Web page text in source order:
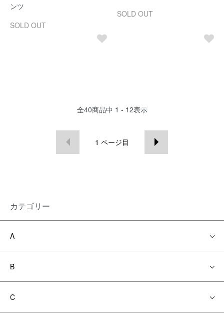
ンツ
SOLD OUT
SOLD OUT
全40商品中 1 - 12表示
1 ページ目
カテゴリー
A
B
C